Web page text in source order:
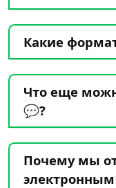
Какие
Что еще
💬?
Почему мы